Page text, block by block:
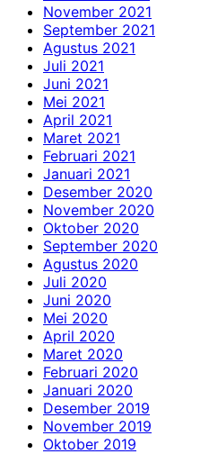
November 2021
September 2021
Agustus 2021
Juli 2021
Juni 2021
Mei 2021
April 2021
Maret 2021
Februari 2021
Januari 2021
Desember 2020
November 2020
Oktober 2020
September 2020
Agustus 2020
Juli 2020
Juni 2020
Mei 2020
April 2020
Maret 2020
Februari 2020
Januari 2020
Desember 2019
November 2019
Oktober 2019